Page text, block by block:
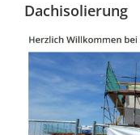
Dachisolierung